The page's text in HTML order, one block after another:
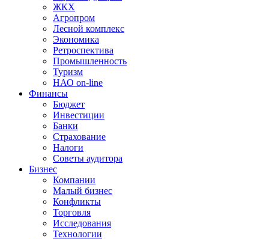
ЖКХ
Агропром
Лесной комплекс
Экономика
Ретроспектива
Промышленность
Туризм
НАО on-line
Финансы
Бюджет
Инвестиции
Банки
Страхование
Налоги
Советы аудитора
Бизнес
Компании
Малый бизнес
Конфликты
Торговля
Исследования
Технологии